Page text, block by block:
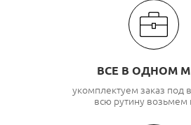
ВСЕ В ОДНОМ
укомплектуем заказ под
всю рутину возьмем